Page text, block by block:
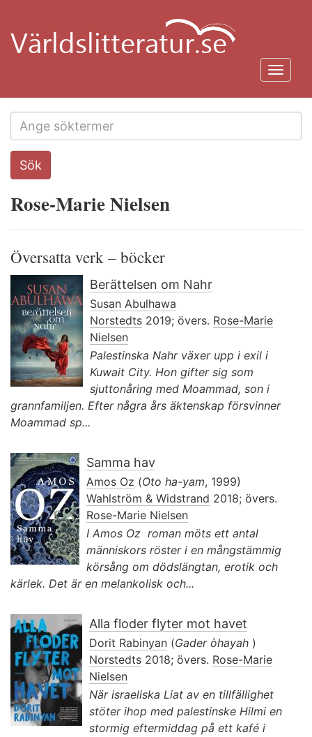
huvudinnehåll
Search
this
Sök
Rose-Marie Nielsen
Översatta verk – böcker
Berättelsen om Nahr
Susan Abulhawa
Norstedts 2019; övers. Rose-Marie
Nielsen
Palestinska Nahr växer upp i exil i
Kuwait City. Hon gifter sig som
sjuttonåring med Moammad, son i
grannfamiljen. Efter några års äktenskap försvinner
Moammad sp...
Samma hav
Amos Oz (Oto ha-yam, 1999)
Wahlström & Widstrand 2018; övers.
Rose-Marie Nielsen
I Amos Oz roman möts ett antal
människors röster i en mångstämmig
körsång om dödslängtan, erotik och
kärlek. Det är en melankolisk och...
Alla floder flyter mot havet
Dorit Rabinyan (Gader òhayah )
Norstedts 2018; övers. Rose-Marie
Nielsen
När israeliska Liat av en tillfällighet
stöter ihop med palestinske Hilmi en
stormig eftermiddag på ett kafé i